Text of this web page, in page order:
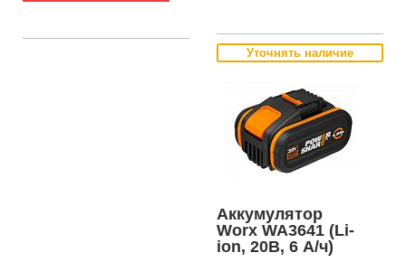
Уточнять наличие
Аккумулятор
Worx WA3641 (Li-
ion, 20В, 6 А/ч)